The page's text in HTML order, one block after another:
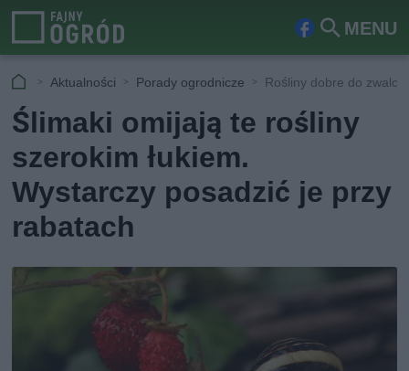
MENU
Fa
ook
Szu
kaj
Aktualności Porady ogrodnicze Rośliny dobre do
Ślimaki omijają te rośliny
szerokim łukiem.
Wystarczy posadzić je przy
rabatach